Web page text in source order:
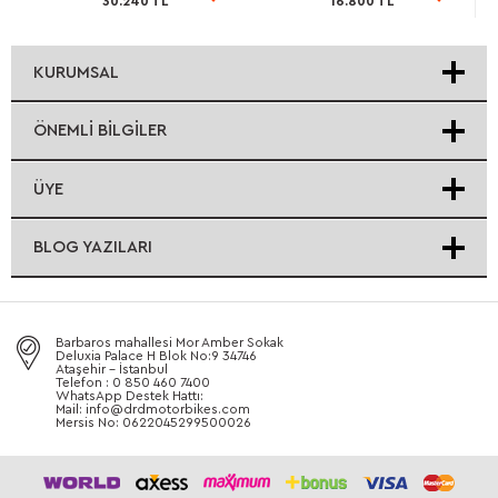
İndirimli İndirimli
KURUMSAL
ÖNEMLI BILGILER
ÜYE
BLOG YAZILARI
Barbaros mahallesi Mor Amber Sokak
Deluxia Palace H Blok No:9 34746
Ataşehir - İstanbul
Telefon : 0 850 460 7400
WhatsApp Destek Hattı:
Mail: info@drdmotorbikes.com
Mersis No: 0622045299500026